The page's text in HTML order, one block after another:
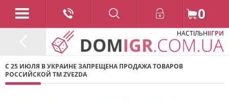
0
НАСТІЛЬНІІГРИ
С 25 ИЮЛЯ В УКРАИНЕ ЗАПРЕЩЕНА ПРОДАЖА ТОВАРОВ
РОССИЙСКОЙ ТМ ZVEZDA